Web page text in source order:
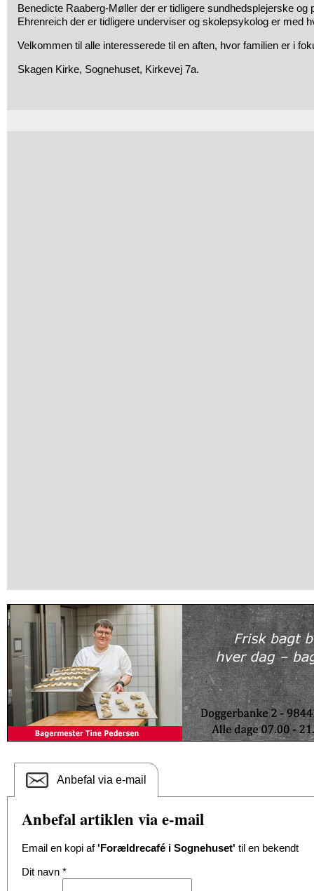
Benedicte Raaberg-Møller der er tidligere sundhedsplejerske og
Ehrenreich der er tidligere underviser og skolepsykolog er med
Velkommen til alle interesserede til en aften, hvor familien er i
Skagen Kirke, Sognehuset, Kirkevej 7a.
Anbefal via e-mail
Anbefal artiklen via e-mail
Email en kopi af'Forældrecafé i Sognehuset' til en bekendt
Dit navn *